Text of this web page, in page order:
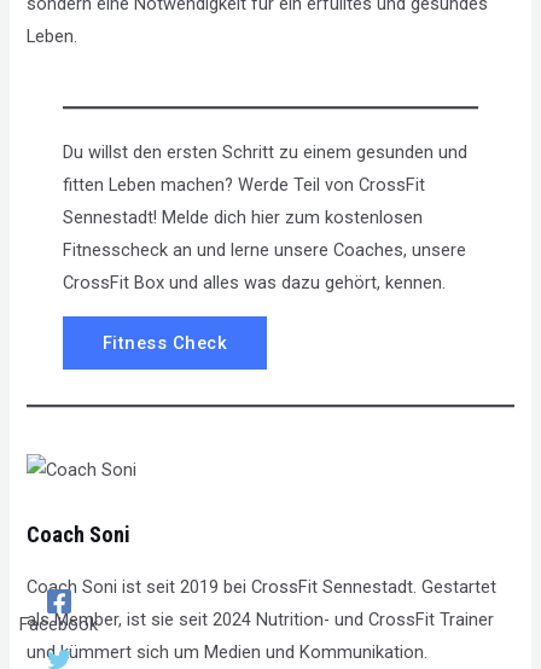
Leben.
Du willst den ersten Schritt zu einem gesunden und
fitten Leben machen? Werde Teil von CrossFit
Sennestadt! Melde dich hier zum kostenlosen
Fitnesscheck an und lerne unsere Coaches, unsere
CrossFit Box und alles was dazu gehört, kennen.
Fitness Check
Coach Soni
Coach Soni ist seit 2019 bei CrossFit Sennestadt. Gestartet
als Member, ist sie seit 2024 Nutrition- und CrossFit Trainer
und kümmert sich um Medien und Kommunikation.
Facebook